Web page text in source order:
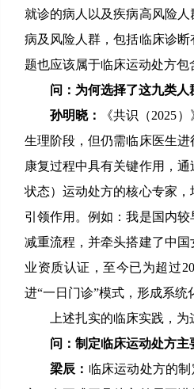
就诊的病人以及疾病高风险
病及风险人群，包括临床诊
题也应该属于临床运动处方
问：为何选择了这九类人
孙明晓：
《共识（2025
生理阶段，但仍需临床医生
康复过程中具有关键作用，
状态）运动处方的核心专家
引领作用。例如：我是国内
减重流程，并牵头搭建了中
业资质认证，至今已为超过
进“一日门诊”模式，形成系统
上述扎实的临床实践，
问：制定临床运动处方主
梁辰： 临床运动处方的